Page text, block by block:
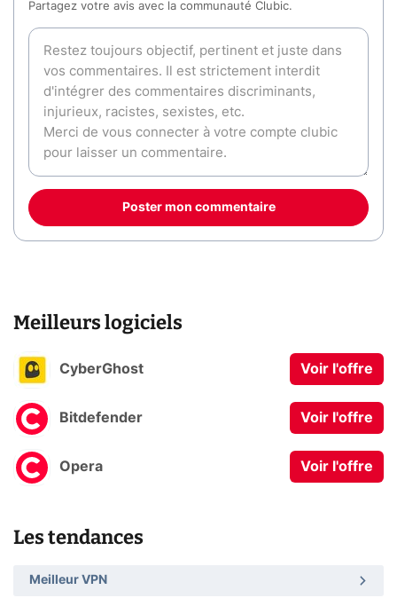
Partagez votre avis avec la communauté Clubic.
Poster mon commentaire
Meilleurs logiciels
CyberGhost Voir l'offre
Bitdefender Voir l'offre
Opera Voir l'offre
Les tendances
Meilleur VPN